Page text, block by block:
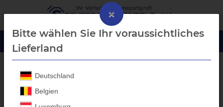
Aluprofil-Bordwanderhöhung
×
Bitte wählen Sie Ihr voraussichtliches
Lieferland
Deutschland
Belgien